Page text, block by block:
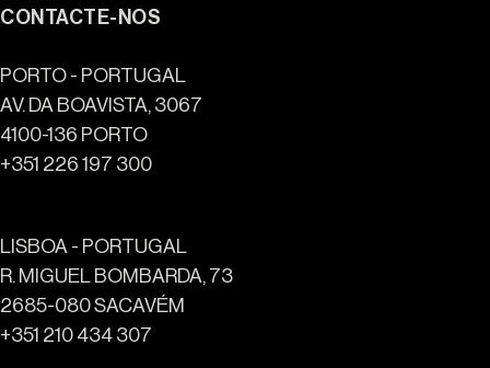
Ouro Valley - Pontos de
CONTACTE-NOS
PORTO - PORTUGAL
AV. DA BOAVISTA, 3067
4100-136 PORTO
+351 226 197 300
LISBOA - PORTUGAL
R. MIGUEL BOMBARDA, 73
2685-080 SACAVÉM
+351 210 434 307